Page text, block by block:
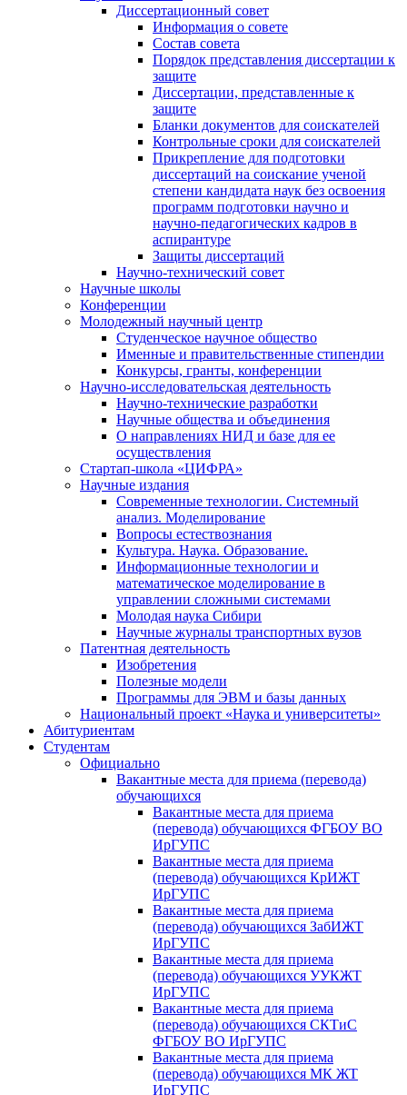
Диссертационный совет
Информация о совете
Состав совета
Порядок представления диссертации к
защите
Диссертации, представленные к
защите
Бланки документов для соискателей
Контрольные сроки для соискателей
Прикрепление для подготовки
диссертаций на соискание ученой
степени кандидата наук без освоения
программ подготовки научно и
научно-педагогических кадров в
аспирантуре
Защиты диссертаций
Научно-технический совет
Научные школы
Конференции
Молодежный научный центр
Студенческое научное общество
Именные и правительственные стипендии
Конкурсы, гранты, конференции
Научно-исследовательская деятельность
Научно-технические разработки
Научные общества и объединения
О направлениях НИД и базе для ее
осуществления
Стартап-школа «ЦИФРА»
Научные издания
Современные технологии. Системный
анализ. Моделирование
Вопросы естествознания
Культура. Наука. Образование.
Информационные технологии и
математическое моделирование в
управлении сложными системами
Молодая наука Сибири
Научные журналы транспортных вузов
Патентная деятельность
Изобретения
Полезные модели
Программы для ЭВМ и базы данных
Национальный проект «Наука и университеты»
Абитуриентам
Студентам
Официально
Вакантные места для приема (перевода)
обучающихся
Вакантные места для приема
(перевода) обучающихся ФГБОУ ВО
ИрГУПС
Вакантные места для приема
(перевода) обучающихся КрИЖТ
ИрГУПС
Вакантные места для приема
(перевода) обучающихся ЗабИЖТ
ИрГУПС
Вакантные места для приема
(перевода) обучающихся УУКЖТ
ИрГУПС
Вакантные места для приема
(перевода) обучающихся СКТиС
ФГБОУ ВО ИрГУПС
Вакантные места для приема
(перевода) обучающихся МК ЖТ
ИрГУПС